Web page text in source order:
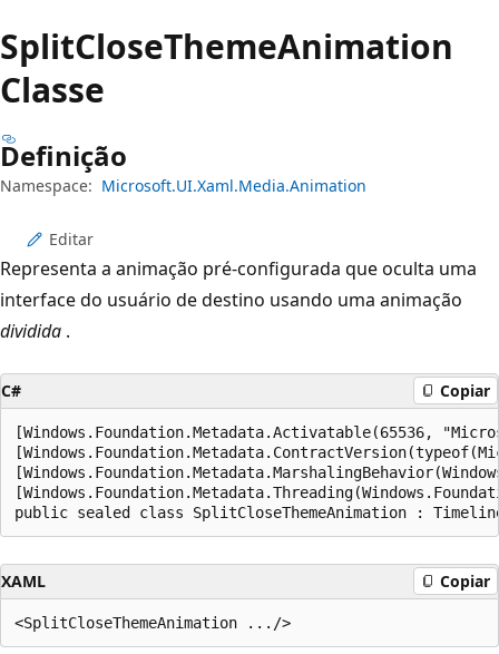
SplitCloseThemeAnimation
Classe
Definição
Namespace: Microsoft.UI.Xaml.Media.Animation
Editar
Representa a animação pré-configurada que oculta uma
interface do usuário de destino usando uma animação
dividida .
C# Copiar
[Windows.Foundation.Metadata.Activatable(65536,
public sealed class SplitCloseThemeAnimation :
XAML Copiar